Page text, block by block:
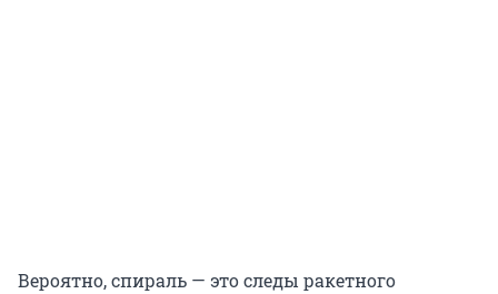
Вероятно, спираль — это следы ракетного